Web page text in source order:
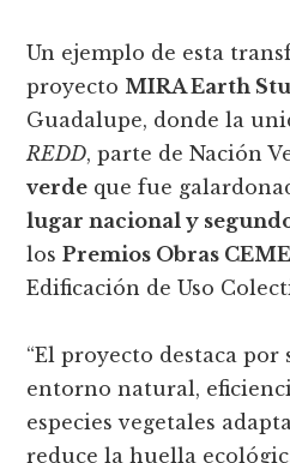
Un ejemplo de esta
proyecto MIRA Earth
Guadalupe, donde la
REDD, parte de Nación
verde que fue
lugar nacional y
losPremios Obras
Edificación de Uso
“El proyecto destaca
entorno natural,
especies vegetales
reduce la huella